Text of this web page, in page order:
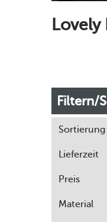
Lovely
Filtern/
Sortierung
Lieferzeit
Preis
Material